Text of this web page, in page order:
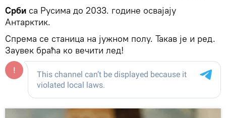
Срби са Русима до 2033. године освајају
Антарктик.
Спрема се станица на јужном полу. Такав је и ред.
Заувек браћа ко вечити лед!